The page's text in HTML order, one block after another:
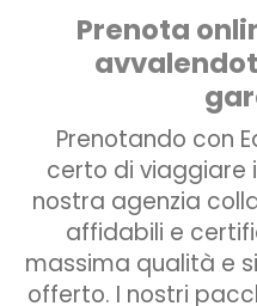
Prenota
Prenotando con
certo di viaggiare
nostra agenzia
affidabili e
massima qualità e
offerto. I nostri